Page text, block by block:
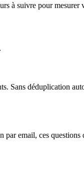
à suivre pour mesurer
Sans déduplication
par email, ces questions